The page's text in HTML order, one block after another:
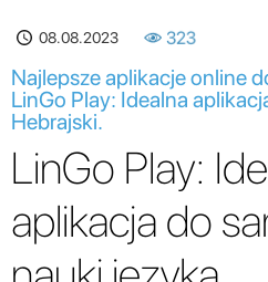
08.08.2023 323
Najlepsze aplikacje online
LinGo Play: Idealna
Hebrajski.
LinGo Play:
aplikacja do